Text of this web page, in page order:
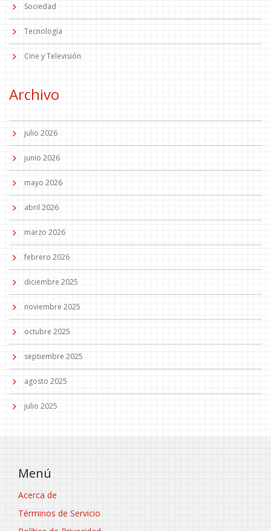
Sociedad
Tecnología
Cine y Televisión
Archivo
julio 2026
junio 2026
mayo 2026
abril 2026
marzo 2026
febrero 2026
diciembre 2025
noviembre 2025
octubre 2025
septiembre 2025
agosto 2025
julio 2025
Menú
Acerca de
Términos de Servicio